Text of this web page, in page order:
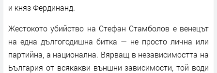
и княз Фердинанд.
Жестокото убийство на Стефан Стамболов е венецът
на една дългогодишна битка — не просто лична или
партийна, а национална. Вярващ в независимостта на
България от всякакви външни зависимости, той води